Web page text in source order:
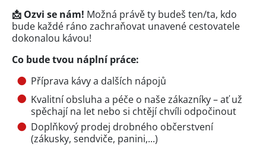
📩 Ozvi se nám! Možná právě ty budeš ten/ta, kdo
bude každé ráno zachraňovat unavené cestovatele
dokonalou kávou!
Co bude tvou náplní práce:
Příprava kávy a dalších nápojů
Kvalitní obsluha a péče o naše zákazníky – ať už
spěchají na let nebo si chtějí chvíli odpočinout
Doplňkový prodej drobného občerstvení
(zákusky, sendviče, panini,...)